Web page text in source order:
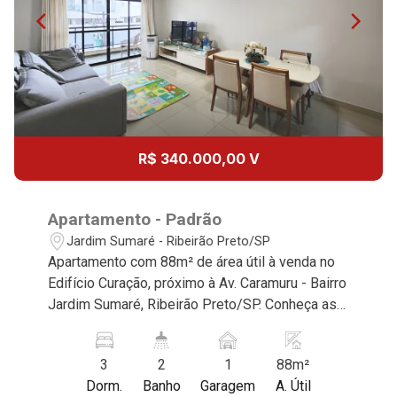
13
Aug/Thu
14
15
Aug/Sat
17
11:00
12:00
13:00
14:00
R$ 340.000,00 V
Apartamento - Padrão
Jardim Sumaré - Ribeirão Preto/SP
Apartamento com 88m² de área útil à venda no
Edifício Curação, próximo à Av. Caramuru - Bairro
Jardim Sumaré, Ribeirão Preto/SP. Conheça as
Imobiliária selecionou para você: - 88m² de área
útil - 3 dormitórios com armários - Banheiro
socia - Sala 2 ambientes - Cozinha e área de
3
Dorm.
2
Banho
1
Garagem
88m²
A. Útil